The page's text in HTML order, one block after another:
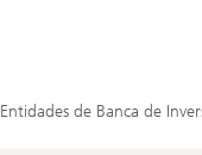
Entidades de Banca de